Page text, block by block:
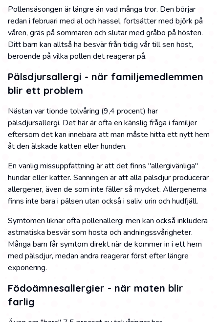
Pollensäsongen är längre än vad många tror. Den börjar
redan i februari med al och hassel, fortsätter med björk på
våren, gräs på sommaren och slutar med gråbo på hösten.
Ditt barn kan alltså ha besvär från tidig vår till sen höst,
beroende på vilka pollen det reagerar på.
Pälsdjursallergi - när familjemedlemmen
blir ett problem
Nästan var tionde tolvåring (9,4 procent) har
pälsdjursallergi. Det här är ofta en känslig fråga i familjer
eftersom det kan innebära att man måste hitta ett nytt hem
åt den älskade katten eller hunden.
En vanlig missuppfattning är att det finns "allergivänliga"
hundar eller katter. Sanningen är att alla pälsdjur producerar
allergener, även de som inte fäller så mycket. Allergenerna
finns inte bara i pälsen utan också i saliv, urin och hudfjäll.
Symtomen liknar ofta pollenallergi men kan också inkludera
astmatiska besvär som hosta och andningssvårigheter.
Många barn får symtom direkt när de kommer in i ett hem
med pälsdjur, medan andra reagerar först efter längre
exponering.
Födoämnesallergier - när maten blir
farlig